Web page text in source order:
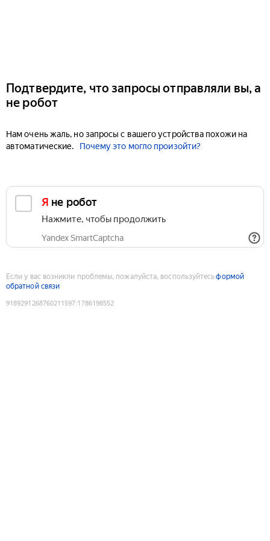
Подтвердите, что запросы отправляли вы, а
не робот
Нам очень жаль, но запросы с вашего устройства похожи на
автоматические.
Почему это могло произойти?
Я не робот
Нажмите, чтобы продолжить
Yandex SmartCaptcha
Если у вас возникли проблемы, пожалуйста, воспользуйтесьформой
обратной связи
9189291268760211597:1786198552